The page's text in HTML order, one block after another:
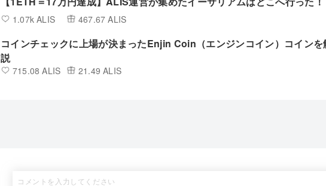
1.07k ALIS 467.67 ALIS
コインチェックに上場が決まったEnjin Coin（エンジンコイン）コインを
説
715.08 ALIS 21.49 ALIS